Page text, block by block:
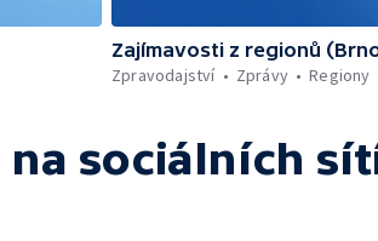
Zajímavosti z regionů
Zpravodajství
Zprávy Regiony
na sociálních